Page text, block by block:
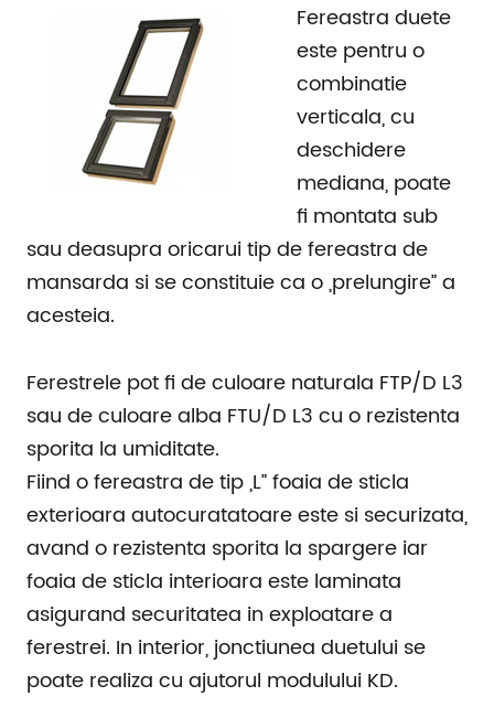
Fereastra duete
este pentru o
combinatie
verticala, cu
deschidere
mediana, poate
fi montata sub
sau deasupra oricarui tip de fereastra de
mansarda si se constituie ca o „prelungire” a
acesteia.
Ferestrele pot fi de culoare naturala FTP/D L3
sau de culoare alba FTU/D L3 cu o rezistenta
sporita la umiditate.
Fiind o fereastra de tip „L” foaia de sticla
exterioara autocuratatoare este si securizata,
avand o rezistenta sporita la spargere iar
foaia de sticla interioara este laminata
asigurand securitatea in exploatare a
ferestrei. In interior, jonctiunea duetului se
poate realiza cu ajutorul modulului KD.